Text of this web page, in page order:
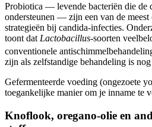
Probiotica — levende bacteriën die de
ondersteunen — zijn een van de meest
strategieën bij candida-infecties.
toont dat Lactobacillus-soorten
conventionele
zijn als zelfstandige behandeling is
Gefermenteerde voeding (ongezoete
toegankelijke manier om je inname te
Knoflook, oregano-olie en